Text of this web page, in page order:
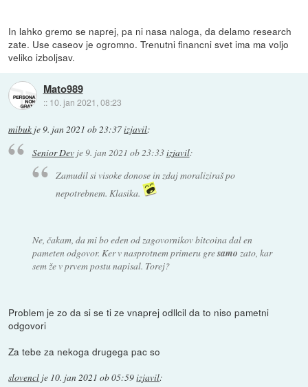
In lahko gremo se naprej, pa ni nasa naloga, da delamo research
zate. Use caseov je ogromno. Trenutni financni svet ima ma voljo
veliko izboljsav.
Mato989
:: 10. jan 2021, 08:23
mibuk je9. jan 2021 ob 23:37izjavil:
Senior Devje9. jan 2021 ob 23:33izjavil:
Zamudil si visoke donose in zdaj moraliziraš po
nepotrebnem. Klasika.
Ne, čakam, da mi bo eden od zagovornikov bitcoina dal en
pameten odgovor. Ker v nasprotnem primeru gresamo zato, kar
sem že v prvem postu napisal. Torej?
Problem je zo da si se ti ze vnaprej odllcil da to niso pametni
odgovori
Za tebe za nekoga drugega pac so
slovencl je 10. jan 2021 ob 05:59izjavil: